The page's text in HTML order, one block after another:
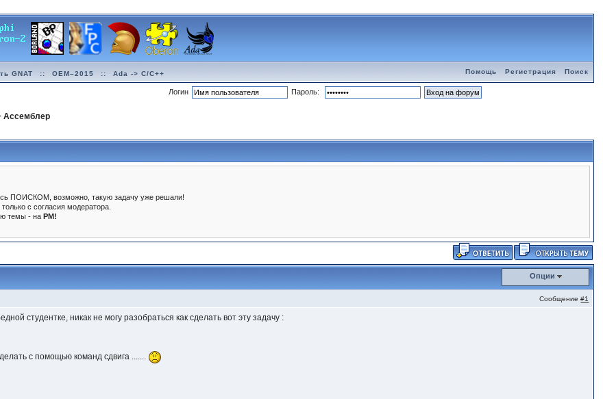
GNAT :: OEM–2015 :: Ada -> C/C++ Помощь Регистрация Поиск
Логин Пароль:
Ассемблер
ПОИСКОМ, возможно, такую задачу уже решали!
только с согласия модератора.
темы - наPM!
Опции
Сообщение#1
студентке, никак не могу разобраться как сделать вот эту задачу :
с помощью команд сдвига .......